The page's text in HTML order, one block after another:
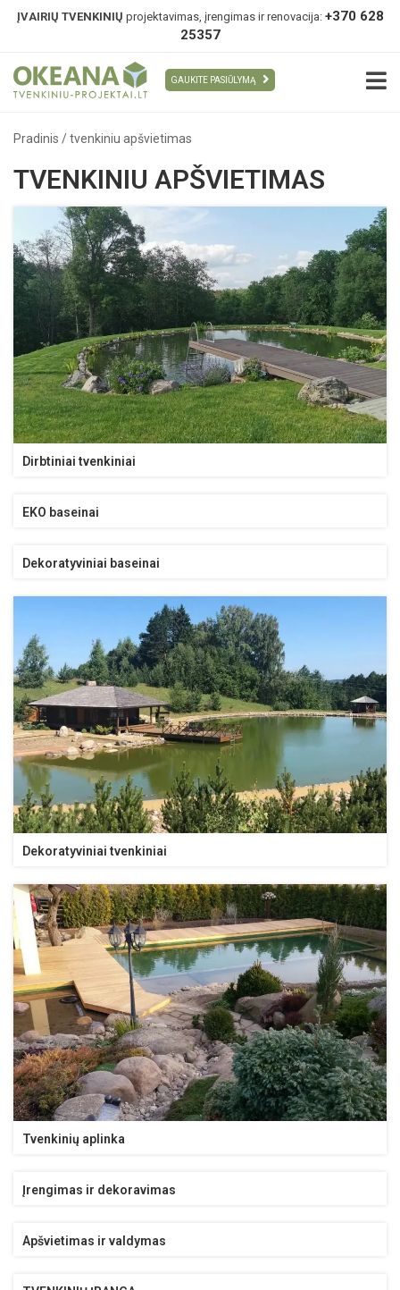
ĮVAIRIŲ TVENKINIŲ projektavimas, įrengimas ir renovacija: +370 628
25357
GAUKITE PASIŪLYMĄ
Pradinis /tvenkiniu apšvietimas
TVENKINIU APŠVIETIMAS
Dirbtiniai tvenkiniai
EKO baseinai
Dekoratyviniai baseinai
Dekoratyviniai tvenkiniai
Tvenkinių aplinka
Įrengimas ir dekoravimas
Apšvietimas ir valdymas